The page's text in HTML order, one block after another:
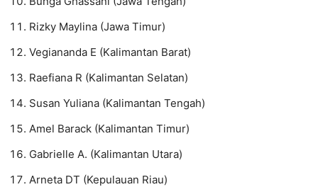
Rizky Maylina (Jawa Timur)
Vegiananda E (Kalimantan Barat)
Raefiana R (Kalimantan Selatan)
Susan Yuliana (Kalimantan Tengah)
Amel Barack (Kalimantan Timur)
Gabrielle A. (Kalimantan Utara)
Arneta DT (Kepulauan Riau)